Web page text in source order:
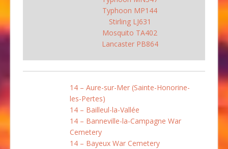
Typhoon MP144
Stirling LJ631
Mosquito TA402
Lancaster PB864
14 – Aure-sur-Mer (Sainte-Honorine-
les-Pertes)
14 – Bailleul-la-Vallée
14 – Banneville-la-Campagne War
Cemetery
14 – Bayeux War Cemetery